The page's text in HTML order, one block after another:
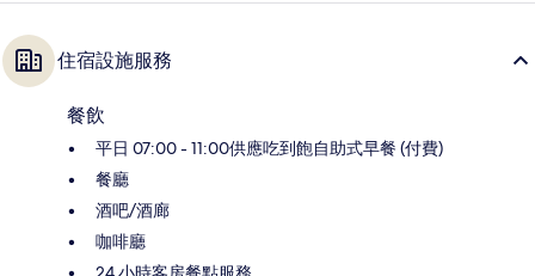
住宿設施服務
餐飲
平日 07:00 - 11:00供應吃到飽自助式早餐 (付費)
餐廳
酒吧/酒廊
咖啡廳